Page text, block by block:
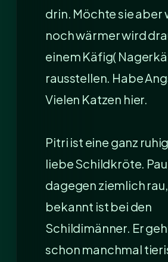
drin. Möchte sie aber
noch wärmer wird
einem Käfig(
rausstellen. Habe
Vielen Katzen hier.
Pitri ist eine ganz
liebe Schildkröte.
dagegen ziemlich
bekannt ist bei den
Schildimänner. Er
schon manchmal